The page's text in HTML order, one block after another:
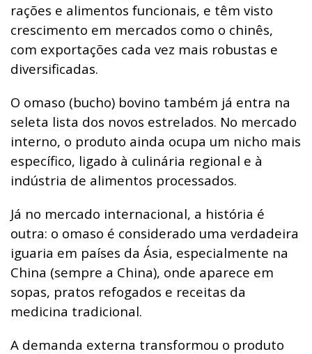
rações e alimentos funcionais, e têm visto
crescimento em mercados como o chinês,
com exportações cada vez mais robustas e
diversificadas.
O omaso (bucho) bovino também já entra na
seleta lista dos novos estrelados. No mercado
interno, o produto ainda ocupa um nicho mais
específico, ligado à culinária regional e à
indústria de alimentos processados.
Já no mercado internacional, a história é
outra: o omaso é considerado uma verdadeira
iguaria em países da Ásia, especialmente na
China (sempre a China), onde aparece em
sopas, pratos refogados e receitas da
medicina tradicional.
A demanda externa transformou o produto